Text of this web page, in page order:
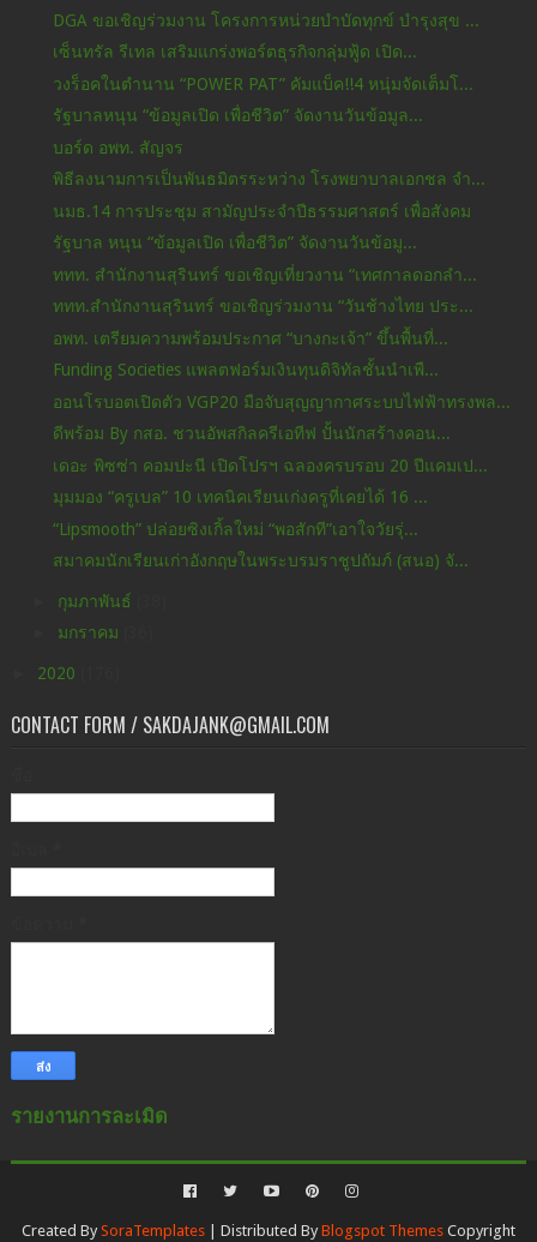
DGA ขอเชิญร่วมงาน โครงการหน่วยบำบัดทุกข์ บำรุงสุข ...
เซ็นทรัล รีเทล เสริมแกร่งพอร์ตธุรกิจกลุ่มฟู้ด เปิด...
วงร็อคในตำนาน “POWER PAT” คัมแบ็ค!!4 หนุ่มจัดเต็มโ...
รัฐบาลหนุน “ข้อมูลเปิด เพื่อชีวิต” จัดงานวันข้อมูล...
บอร์ด อพท. สัญจร
พิธีลงนามการเป็นพันธมิตรระหว่าง โรงพยาบาลเอกชล​ จำ...
นมธ.14 การประชุม สามัญประจำปีธรรมศาสตร์ เพื่อสังคม
รัฐบาล หนุน “ข้อมูลเปิด เพื่อชีวิต” จัดงานวันข้อมู...
ททท. สำนักงานสุรินทร์ ขอเชิญเที่ยวงาน “เทศกาลดอกลำ...
ททท.สำนักงานสุรินทร์ ขอเชิญร่วมงาน “วันช้างไทย ประ...
อพท. เตรียมความพร้อมประกาศ “บางกะเจ้า” ขึ้นพื้นที่...
Funding Societies แพลตฟอร์มเงินทุนดิจิทัลชั้นนำเพื...
ออนโรบอตเปิดตัว VGP20 มือจับสุญญากาศระบบไฟฟ้าทรงพล...
ดีพร้อม By กสอ. ชวนอัพสกิลครีเอทีฟ ปั้นนักสร้างคอน...
เดอะ พิซซ่า คอมปะนี เปิดโปรฯ ฉลองครบรอบ 20 ปีแคมเป...
มุมมอง “ครูเบล” 10 เทคนิคเรียนเก่งครูที่เคยได้ 16 ...
“Lipsmooth” ปล่อยซิงเกิ้ลใหม่ “พอสักที”เอาใจวัยรุ่...
สมาคมนักเรียนเก่าอังกฤษในพระบรมราชูปถัมภ์ (สนอ) จั...
กุมภาพันธ์
มกราคม
2020
CONTACT FORM / SAKDAJANK@GMAIL.COM
รายงานการละเมิด
Created By SoraTemplates| Distributed By Blogspot ThemesCopyright